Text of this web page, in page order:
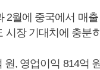
2월에 중국에서 매
시장 기대치에 충분
원, 영업이익 814억